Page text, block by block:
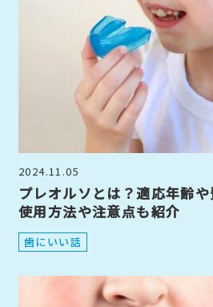
2024.11.05
プレオルソとは？適応年齢や
使用方法や注意点も紹介
歯にいい話